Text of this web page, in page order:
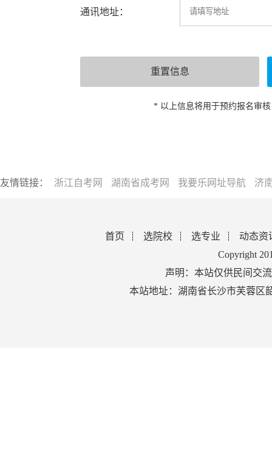
通讯地址：
* 以上信息将用于预约报名审
友情链接： 浙江自考网 湖南省成考网 我要乐网址导航 济
首页 选院校 选专业
动态资
Copyright
声明：本站仅供民间交
本站地址：湖南省长沙市芙蓉区